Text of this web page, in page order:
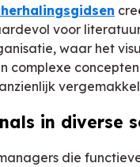
voor
waar het
complexe
in diverse
die